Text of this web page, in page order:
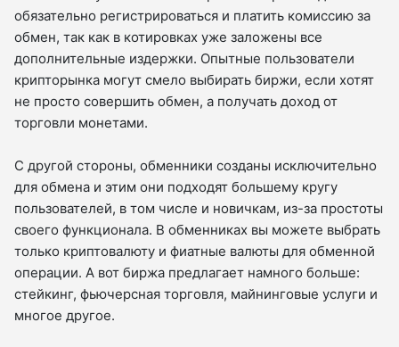
обязательно регистрироваться и платить комиссию за
обмен, так как в котировках уже заложены все
дополнительные издержки. Опытные пользователи
крипторынка могут смело выбирать биржи, если хотят
не просто совершить обмен, а получать доход от
торговли монетами.
С другой стороны, обменники созданы исключительно
для обмена и этим они подходят большему кругу
пользователей, в том числе и новичкам, из-за простоты
своего функционала. В обменниках вы можете выбрать
только криптовалюту и фиатные валюты для обменной
операции. А вот биржа предлагает намного больше:
стейкинг, фьючерсная торговля, майнинговые услуги и
многое другое.